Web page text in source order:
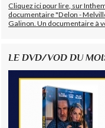
Cliquez ici pour lire, sur
documentaire "Delon -
Galinon. Un documentaire à
LE DVD/VOD DU